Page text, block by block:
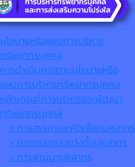
นโยบายหรือแผนการบริหาร
ทรัพยากรบุคคล
การดำเนินการตามนโยบายหรือ
แผนการบริหารทรัพยากรบุคคล
หลักเกณฑ์การบริหารและพัฒนา
ทรัพยากรบุคคล
> การสรรหาและคัดเลือกบุคลากร
> การบรรจุและแต่งตั้งบุคลากร
> การพัฒนาบุคลากร